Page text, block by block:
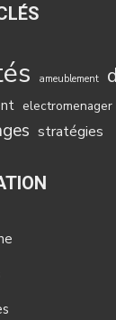
ameublement
electromenager
stratégies